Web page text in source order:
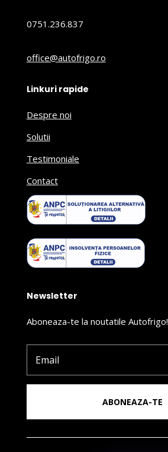
0751.236.837
office@autofrigo.ro
Linkuri rapide
Despre noi
Solutii
Testimoniale
Contact
Newsletter
Aboneaza-te la noutatile Autofrigo!
ABONEAZA-TE